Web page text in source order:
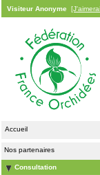
Visiteur Anonyme
Accueil
Nos partenaires
Consultation